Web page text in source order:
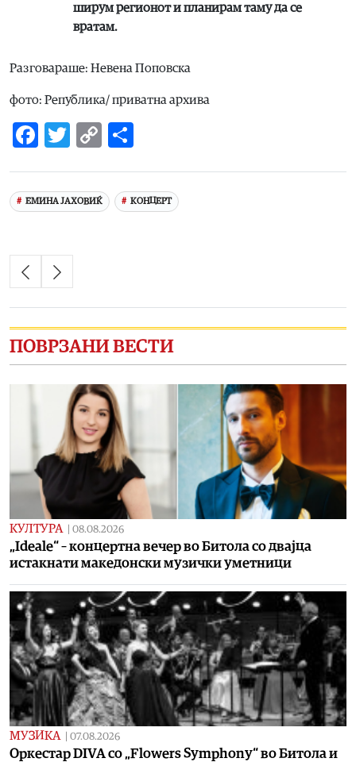
ширум регионот и планирам таму да се
вратам.
Разговараше: Невена Поповска
фото: Република/ приватна архива
Facebook
Twitter
Copy
ЕМИНА ЈАХОВИЌ КОНЦЕРТ
ПОВРЗАНИ ВЕСТИ
КУЛТУРА 08.08.2026
„Ideale“ – концертна вечер во Битола со двајца
истакнати македонски музички уметници
МУЗИКА 07.08.2026
Оркестар DIVA со „Flowers Symphony“ во Битола и